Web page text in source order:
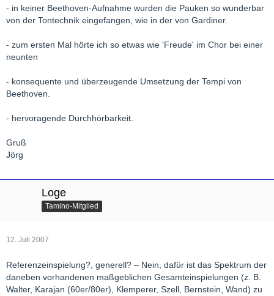
- in keiner Beethoven-Aufnahme wurden die Pauken so wunderbar
von der Tontechnik eingefangen, wie in der von Gardiner.
- zum ersten Mal hörte ich so etwas wie 'Freude' im Chor bei einer
neunten
- konsequente und überzeugende Umsetzung der Tempi von
Beethoven.
- hervoragende Durchhörbarkeit.
Gruß
Jörg
Loge
Tamino-Mitglied
12. Juli 2007
Referenzeinspielung?, generell? – Nein, dafür ist das Spektrum der
daneben vorhandenen maßgeblichen Gesamteinspielungen (z. B.
Walter, Karajan (60er/80er), Klemperer, Szell, Bernstein, Wand) zu